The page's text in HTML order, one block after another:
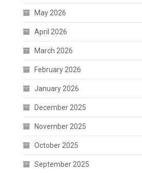
May 2026
April 2026
March 2026
February 2026
January 2026
December 2025
November 2025
October 2025
September 2025